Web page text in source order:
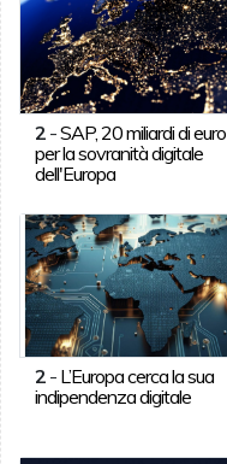
2-SAP, 20 miliardi di euro
per la sovranità digitale
dell'Europa
2- L’Europa cerca la sua
indipendenza digitale